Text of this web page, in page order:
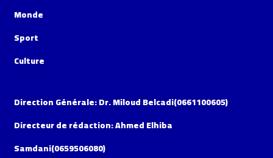
Monde
Sport
Culture
Direction Générale: Dr. Miloud Belcadi(0661100605)
Directeur de rédaction: Ahmed Elhiba
Samdani(0659506080)